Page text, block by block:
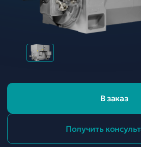
В заказ
Получить